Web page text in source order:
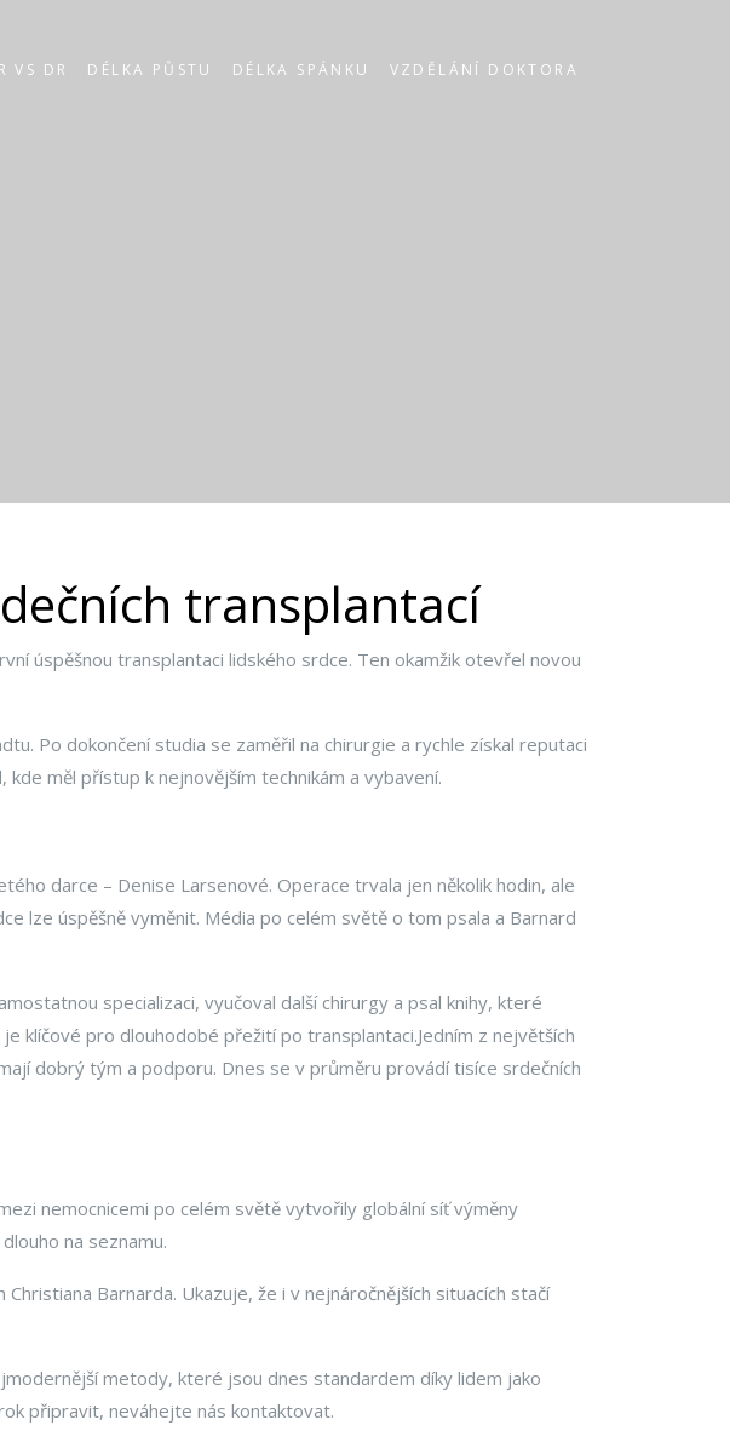
VS DR DÉLKA PŮSTU DÉLKA SPÁNKU VZDĚLÁNÍ DOKTORA
transplantací
úspěšnou transplantaci lidského srdce. Ten okamžik otevřel novou
Po dokončení studia se zaměřil na chirurgie a rychle získal reputaci
měl přístup k nejnovějším technikám a vybavení.
darce – Denise Larsenové. Operace trvala jen několik hodin, ale
lze úspěšně vyměnit. Média po celém světě o tom psala a Barnard
specializaci, vyučoval další chirurgy a psal knihy, které
klíčové pro dlouhodobé přežití po transplantaci.Jedním z největších
dobrý tým a podporu. Dnes se v průměru provádí tisíce srdečních
nemocnicemi po celém světě vytvořily globální síť výměny
na seznamu.
Barnarda. Ukazuje, že i v nejnáročnějších situacích stačí
metody, které jsou dnes standardem díky lidem jako
připravit, neváhejte nás kontaktovat.